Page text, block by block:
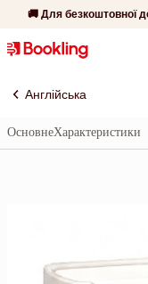
🚚 Для безкоштовної
Англійська
ОсновнеХарактеристики